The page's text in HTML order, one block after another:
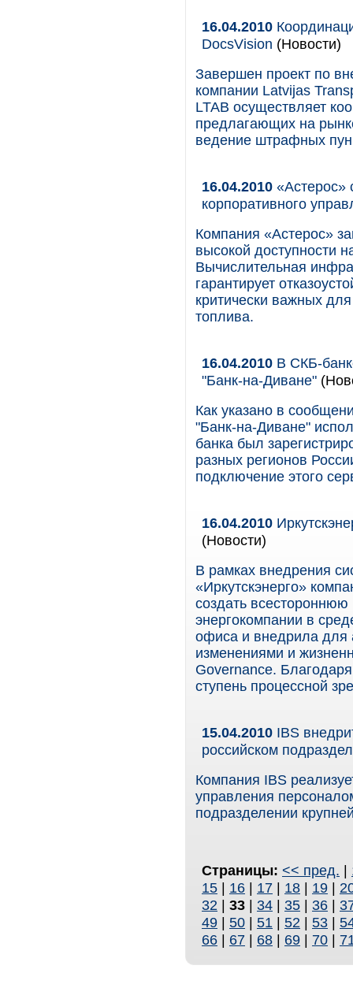
16.04.2010
DocsVision (Новости)
Завершен проект по
компании Latvijas
LTAB осуществляет
предлагающих на
ведение штрафных
16.04.2010 «Астерос»
корпоративного
Компания «Астерос»
высокой доступности
Вычислительная
гарантирует
критически важных
топлива.
16.04.2010 В СКБ-
"Банк-на-Диване"
Как указано в
"Банк-на-Диване"
банка был
разных регионов
подключение этого
16.04.2010
(Новости)
В рамках внедрения
«Иркутскэнерго»
создать
энергокомпании в
офиса и внедрила для
изменениями и
Governance.
ступень процессной
15.04.2010 IBS
российском
Компания IBS
управления
подразделении
Страницы: << пред. |
15 | 16 | 17 | 18 | 19 |
32 | 33 | 34 | 35 | 36 |
49 | 50 | 51 | 52 | 53 |
66 | 67 | 68 | 69 | 70 |